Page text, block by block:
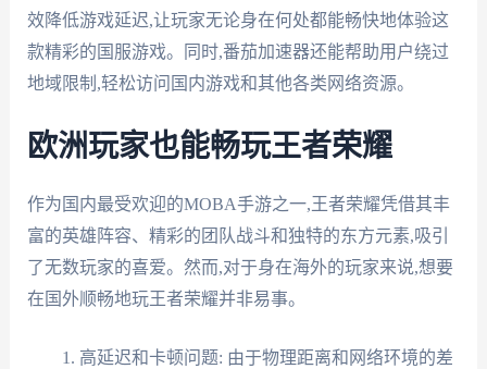
效降低游戏延迟,让玩家无论身在何处都能畅快地体验这
款精彩的国服游戏。同时,番茄加速器还能帮助用户绕过
地域限制,轻松访问国内游戏和其他各类网络资源。
欧洲玩家也能畅玩王者荣耀
作为国内最受欢迎的MOBA手游之一,王者荣耀凭借其丰
富的英雄阵容、精彩的团队战斗和独特的东方元素,吸引
了无数玩家的喜爱。然而,对于身在海外的玩家来说,想要
在国外顺畅地玩王者荣耀并非易事。
高延迟和卡顿问题: 由于物理距离和网络环境的差